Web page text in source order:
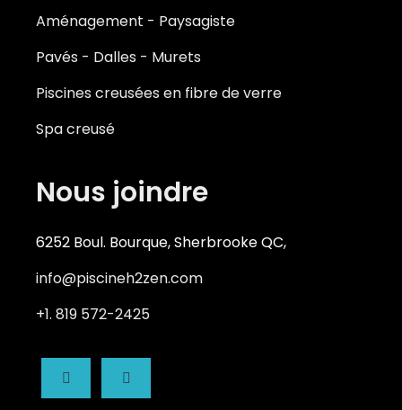
Piscines creusées Waterloo
Piscines creusées Drummondville
Aménagement - Paysagiste
Pavés - Dalles - Murets
Piscines creusées en fibre de verre
Spa creusé
Nous joindre
6252 Boul. Bourque, Sherbrooke QC,
info@piscineh2zen.com
+1. 819 572-2425
fab
fab